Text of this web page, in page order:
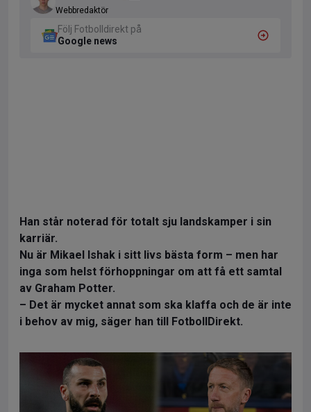
Webbredaktör
Följ Fotbolldirekt på
Google news
Han står noterad för totalt sju landskamper i sin
karriär.
Nu är Mikael Ishak i sitt livs bästa form – men har
inga som helst förhoppningar om att få ett samtal
av Graham Potter.
– Det är mycket annat som ska klaffa och de är inte
i behov av mig, säger han till FotbollDirekt.